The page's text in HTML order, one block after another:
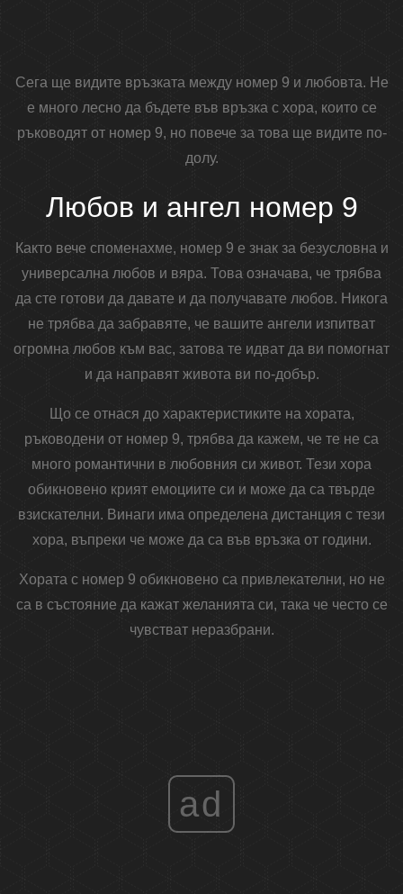
Сега ще видите връзката между номер 9 и любовта. Не
е много лесно да бъдете във връзка с хора, които се
ръководят от номер 9, но повече за това ще видите по-
долу.
Любов и ангел номер 9
Както вече споменахме, номер 9 е знак за безусловна и
универсална любов и вяра. Това означава, че трябва
да сте готови да давате и да получавате любов. Никога
не трябва да забравяте, че вашите ангели изпитват
огромна любов към вас, затова те идват да ви помогнат
и да направят живота ви по-добър.
Що се отнася до характеристиките на хората,
ръководени от номер 9, трябва да кажем, че те не са
много романтични в любовния си живот. Тези хора
обикновено крият емоциите си и може да са твърде
взискателни. Винаги има определена дистанция с тези
хора, въпреки че може да са във връзка от години.
Хората с номер 9 обикновено са привлекателни, но не
са в състояние да кажат желанията си, така че често се
чувстват неразбрани.
ad